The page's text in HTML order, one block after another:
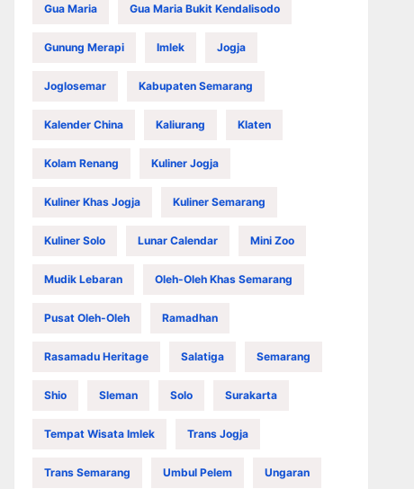
Gua Maria Gua Maria Bukit Kendalisodo
Gunung Merapi Imlek Jogja
Joglosemar Kabupaten Semarang
Kalender China Kaliurang Klaten
Kolam Renang Kuliner Jogja
Kuliner Khas Jogja Kuliner Semarang
Kuliner Solo Lunar Calendar Mini Zoo
Mudik Lebaran Oleh-Oleh Khas Semarang
Pusat Oleh-Oleh Ramadhan
Rasamadu Heritage Salatiga Semarang
Shio Sleman Solo Surakarta
Tempat Wisata Imlek Trans Jogja
Trans Semarang Umbul Pelem Ungaran